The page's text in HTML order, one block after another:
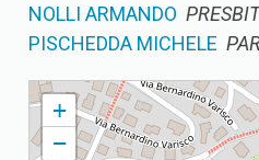
NOLLI ARMANDO
PISCHEDDA MICHELE
S. STEFANO PARROCCHIA DI S.
+
−